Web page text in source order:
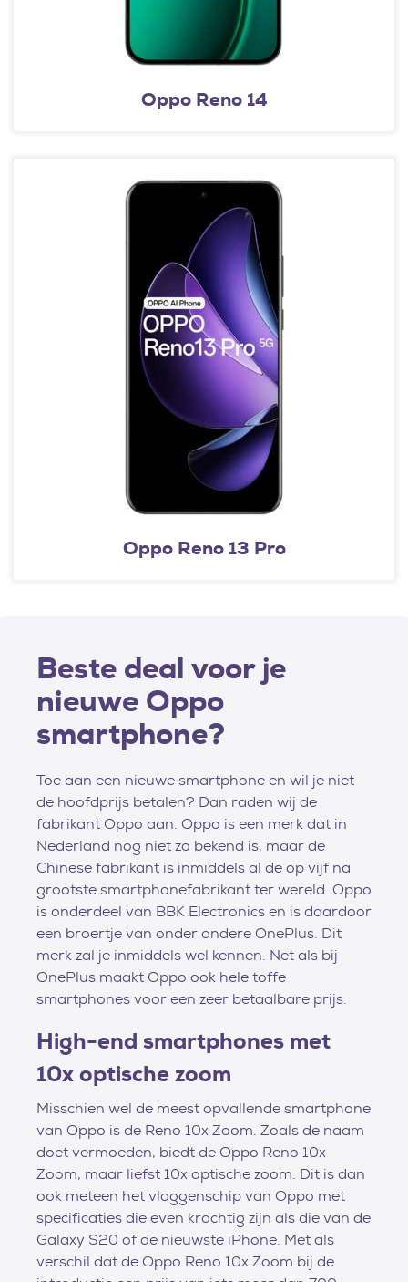
Oppo Reno 14
Oppo Reno 13 Pro
Beste deal voor je
nieuwe Oppo
smartphone?
Toe aan een nieuwe smartphone en wil je niet
de hoofdprijs betalen? Dan raden wij de
fabrikant Oppo aan. Oppo is een merk dat in
Nederland nog niet zo bekend is, maar de
Chinese fabrikant is inmiddels al de op vijf na
grootste smartphonefabrikant ter wereld. Oppo
is onderdeel van BBK Electronics en is daardoor
een broertje van onder andere OnePlus. Dit
merk zal je inmiddels wel kennen. Net als bij
OnePlus maakt Oppo ook hele toffe
smartphones voor een zeer betaalbare prijs.
High-end smartphones met
10x optische zoom
Misschien wel de meest opvallende smartphone
van Oppo is de Reno 10x Zoom. Zoals de naam
doet vermoeden, biedt de Oppo Reno 10x
Zoom, maar liefst 10x optische zoom. Dit is dan
ook meteen het vlaggenschip van Oppo met
specificaties die even krachtig zijn als die van de
Galaxy S20 of de nieuwste iPhone. Met als
verschil dat de Oppo Reno 10x Zoom bij de